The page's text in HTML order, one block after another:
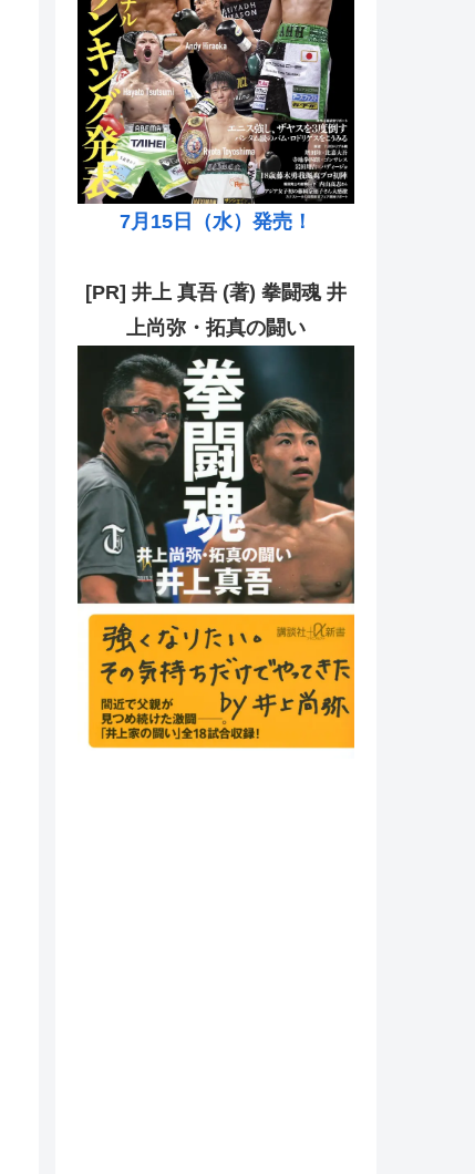
7月15日（水）発売！
[PR] 井上 真吾 (著) 拳闘魂 井
上尚弥・拓真の闘い